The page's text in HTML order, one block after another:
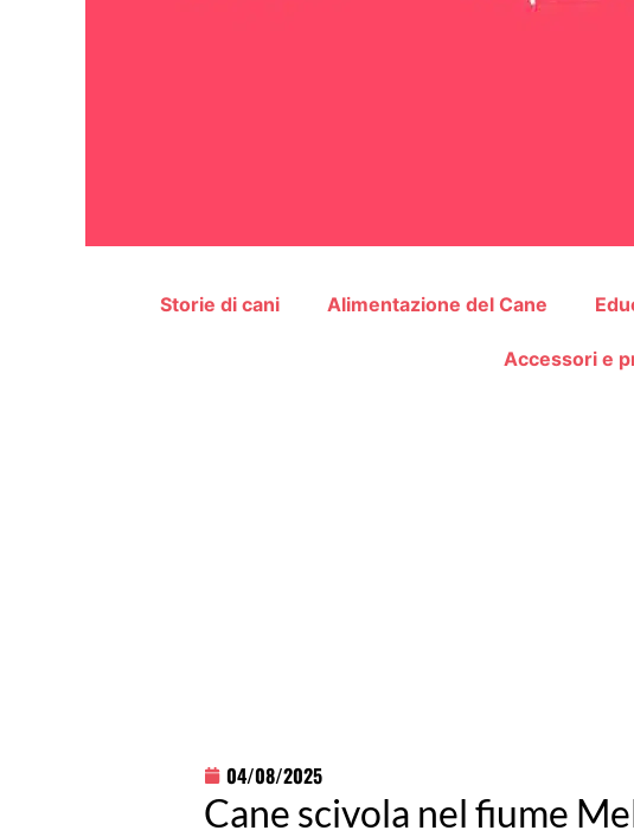
Storie di cani Alimentazione del Cane
Accessori e
04/08/2025
Cane scivola nel fiume